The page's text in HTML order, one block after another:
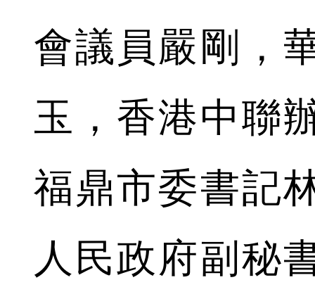
會議員嚴剛，
玉，香港中聯
福鼎市委書記
人民政府副秘